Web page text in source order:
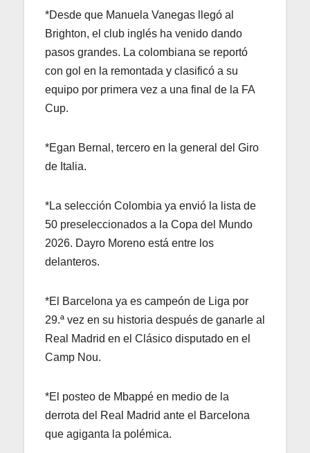
*Desde que Manuela Vanegas llegó al
Brighton, el club inglés ha venido dando
pasos grandes. La colombiana se reportó
con gol en la remontada y clasificó a su
equipo por primera vez a una final de la FA
Cup.
*Egan Bernal, tercero en la general del Giro
de Italia.
*La selección Colombia ya envió la lista de
50 preseleccionados a la Copa del Mundo
2026. Dayro Moreno está entre los
delanteros.
*El Barcelona ya es campeón de Liga por
29.ª vez en su historia después de ganarle al
Real Madrid en el Clásico disputado en el
Camp Nou.
*El posteo de Mbappé en medio de la
derrota del Real Madrid ante el Barcelona
que agiganta la polémica.